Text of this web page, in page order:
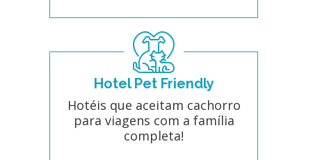
Hotel Pet Friendly
Hotéis que aceitam cachorro
para viagens com a família
completa!